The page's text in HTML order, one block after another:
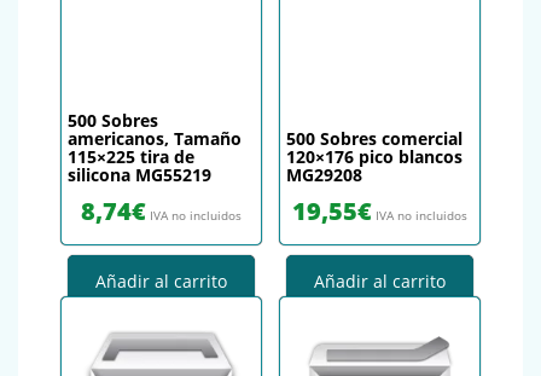
500 Sobres
americanos, Tamaño
115×225 tira de
silicona MG55219
8,74€ IVA no incluidos
Añadir al carrito
500 Sobres comercial
120×176 pico blancos
MG29208
19,55€ IVA no incluidos
Añadir al carrito